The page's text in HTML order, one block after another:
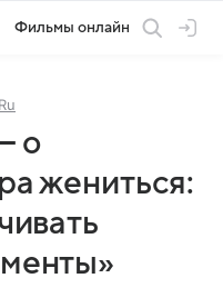
Фильмы онлайн
о
жениться: